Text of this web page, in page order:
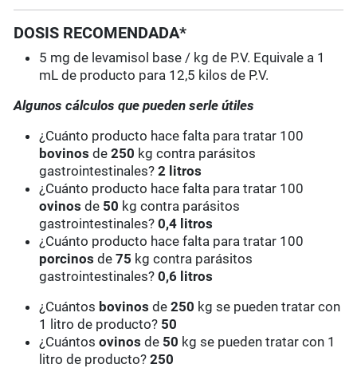
DOSIS RECOMENDADA*
5 mg de levamisol base / kg de P.V. Equivale a 1
mL de producto para 12,5 kilos de P.V.
Algunos cálculos que pueden serle útiles
¿Cuánto producto hace falta para tratar 100
bovinos de250 kg contra parásitos
gastrointestinales? 2 litros
¿Cuánto producto hace falta para tratar 100
ovinos de 50 kg contra parásitos
gastrointestinales? 0,4 litros
¿Cuánto producto hace falta para tratar 100
porcinos de75 kg contra parásitos
gastrointestinales? 0,6 litros
¿Cuántos bovinos de250 kg se pueden tratar con
1 litro de producto? 50
¿Cuántosovinos de 50 kg se pueden tratar con 1
litro de producto?250